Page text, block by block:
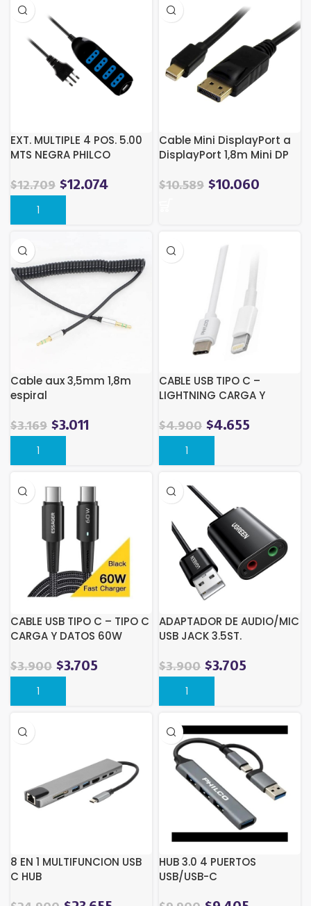
$4.452.
EXT. MULTIPLE 4 POS. 5.00
MTS NEGRA PHILCO
$12.709 $12.074
Cable Mini DisplayPort a
DisplayPort 1,8m Mini DP
$10.589 $10.060
Cable aux 3,5mm 1,8m
espiral
$3.169 $3.011
CABLE USB TIPO C –
LIGHTNING CARGA Y
$4.900 $4.655
CABLE USB TIPO C – TIPO C
CARGA Y DATOS 60W
$3.900 $3.705
ADAPTADOR DE AUDIO/MIC
USB JACK 3.5ST.
$3.900 $3.705
8 EN 1 MULTIFUNCION USB
C HUB
HUB 3.0 4 PUERTOS
USB/USB-C